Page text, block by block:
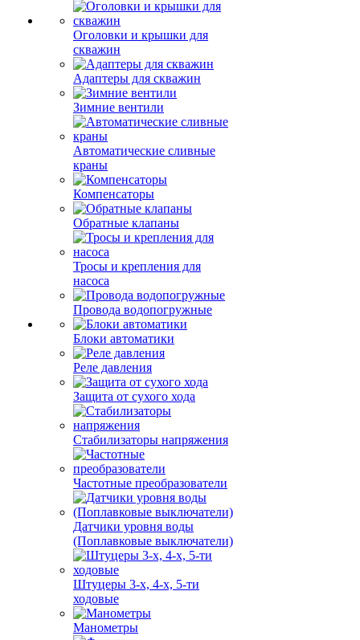
Оголовки и крышки для
скважин
Адаптеры для скважин
Зимние вентили
Автоматические сливные
краны
Компенсаторы
Обратные клапаны
Тросы и крепления для
насоса
Провода водопогружные
Блоки автоматики
Реле давления
Защита от сухого хода
Стабилизаторы напряжения
Частотные преобразователи
Датчики уровня воды
(Поплавковые выключатели)
Штуцеры 3-х, 4-х, 5-ти
ходовые
Манометры